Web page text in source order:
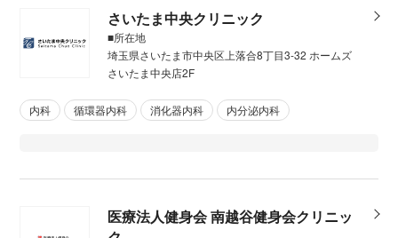
さいたま中央クリニック
■所在地
埼玉県さいたま市中央区上落合8丁目3-32 ホームズ
さいたま中央店2F
内科 循環器内科 消化器内科 内分泌内科
医療法人健身会 南越谷健身会クリニッ